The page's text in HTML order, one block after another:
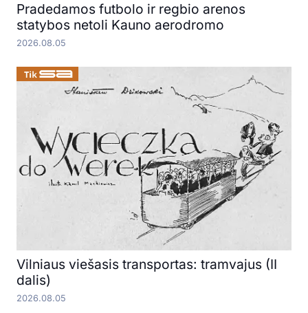
Pradedamos futbolo ir regbio arenos
statybos netoli Kauno aerodromo
2026.08.05
Vilniaus viešasis transportas: tramvajus (II
dalis)
2026.08.05